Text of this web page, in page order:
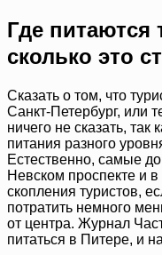
Где питаются
сколько это
Сказать о том, что
Санкт-Петербург, или
ничего не сказать,
питания разного
Естественно, самые
Невском проспекте и
скопления туристов,
потратить немного
от центра. Журнал
питаться в Питере, и